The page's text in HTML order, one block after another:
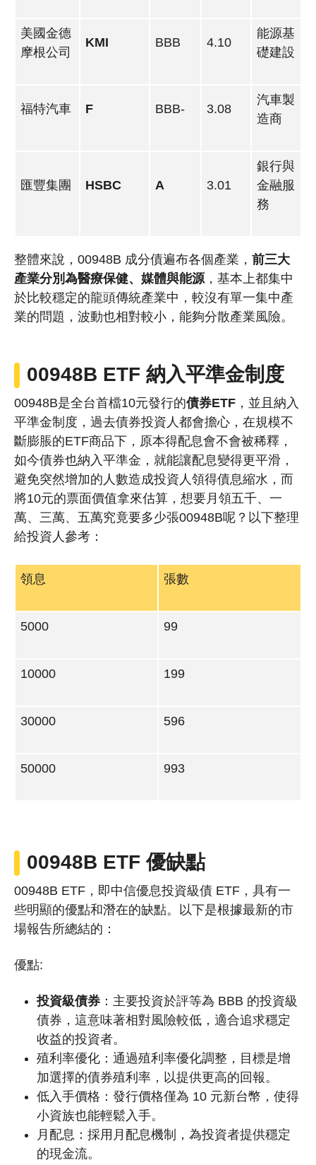
美國金德
摩根公司
KMI BBB 4.10
能源基
礎建設
福特汽車 F BBB- 3.08
汽車製
造商
匯豐集團 HSBC A 3.01
銀行與
金融服
務
整體來說，00948B 成分債遍布各個產業， 前三大
產業分別為醫療保健、媒體與能源，基本上都集中
於比較穩定的龍頭傳統產業中，較沒有單一集中產
業的問題，波動也相對較小，能夠分散產業風險。
00948B ETF 納入平準金制度
00948B是全台首檔10元發行的債券ETF ，並且納入
平準金制度，過去債券投資人都會擔心，在規模不
斷膨脹的ETF商品下，原本得配息會不會被稀釋，
如今債券也納入平準金，就能讓配息變得更平滑，
避免突然增加的人數造成投資人領得債息縮水，而
將10元的票面價值拿來估算，想要月領五千、一
萬、三萬、五萬究竟要多少張00948B呢？以下整理
給投資人參考：
領息 張數
5000 99
10000 199
30000 596
50000 993
00948B ETF優缺點
00948B ETF，即中信優息投資級債 ETF，具有一
些明顯的優點和潛在的缺點。以下是根據最新的市
場報告所總結的：
優點:
投資級債券 ：主要投資於評等為 BBB 的投資級
債券，這意味著相對風險較低，適合追求穩定
收益的投資者。
殖利率優化：通過殖利率優化調整，目標是增
加選擇的債券殖利率，以提供更高的回報。
低入手價格：發行價格僅為 10 元新台幣，使得
小資族也能輕鬆入手。
月配息：採用月配息機制，為投資者提供穩定
的現金流。